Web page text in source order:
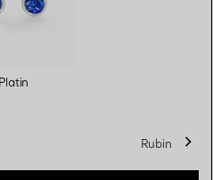
Platin
Rubin